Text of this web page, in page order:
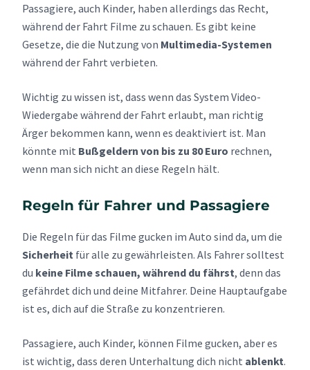
Passagiere, auch Kinder, haben allerdings das Recht,
während der Fahrt Filme zu schauen. Es gibt keine
Gesetze, die die Nutzung von Multimedia-Systemen
während der Fahrt verbieten.
Wichtig zu wissen ist, dass wenn das System Video-
Wiedergabe während der Fahrt erlaubt, man richtig
Ärger bekommen kann, wenn es deaktiviert ist. Man
könnte mit Bußgeldern von bis zu 80 Euro rechnen,
wenn man sich nicht an diese Regeln hält.
Regeln für Fahrer und Passagiere
Die Regeln für das Filme gucken im Auto sind da, um die
Sicherheit für alle zu gewährleisten. Als Fahrer solltest
du keine Filme schauen, während du fährst, denn das
gefährdet dich und deine Mitfahrer. Deine Hauptaufgabe
ist es, dich auf die Straße zu konzentrieren.
Passagiere, auch Kinder, können Filme gucken, aber es
ist wichtig, dass deren Unterhaltung dich nicht ablenkt.